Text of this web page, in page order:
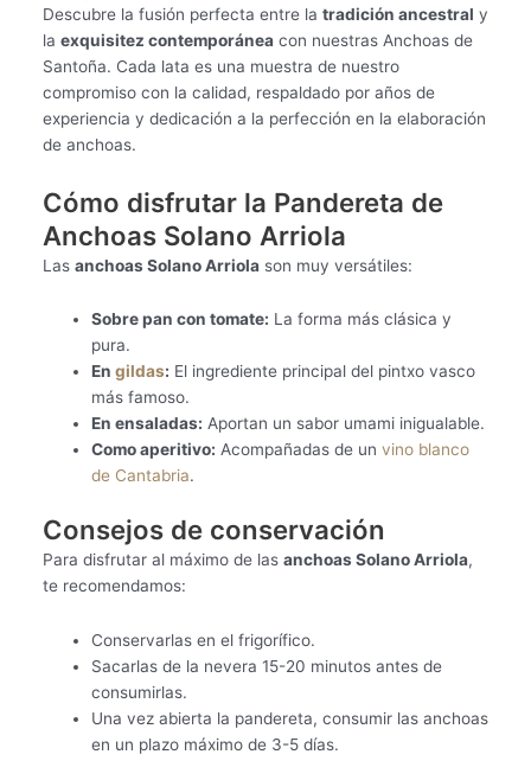
Descubre la fusión perfecta entre la tradición ancestral y
la exquisitez contemporáneacon nuestras Anchoas de
Santoña. Cada lata es una muestra de nuestro
compromiso con la calidad, respaldado por años de
experiencia y dedicación a la perfección en la elaboración
de anchoas.
Cómo disfrutar la Pandereta de
Anchoas Solano Arriola
Las anchoas Solano Arriolason muy versátiles:
Sobre pan con tomate: La forma más clásica y
pura.
En gildas: El ingrediente principal del pintxo vasco
más famoso.
En ensaladas: Aportan un sabor umami inigualable.
Como aperitivo: Acompañadas de un vino blanco
de Cantabria.
Consejos de conservación
Para disfrutar al máximo de las anchoas Solano Arriola,
te recomendamos:
Conservarlas en el frigorífico.
Sacarlas de la nevera 15-20 minutos antes de
consumirlas.
Una vez abierta la pandereta, consumir las anchoas
en un plazo máximo de 3-5 días.